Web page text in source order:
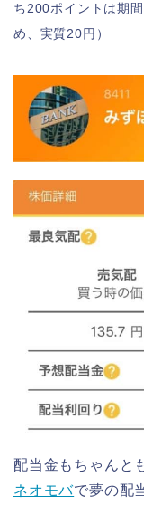
ち200ポイントは期
め、実質20円）
配当金もちゃんと
ネオモバで夢の配